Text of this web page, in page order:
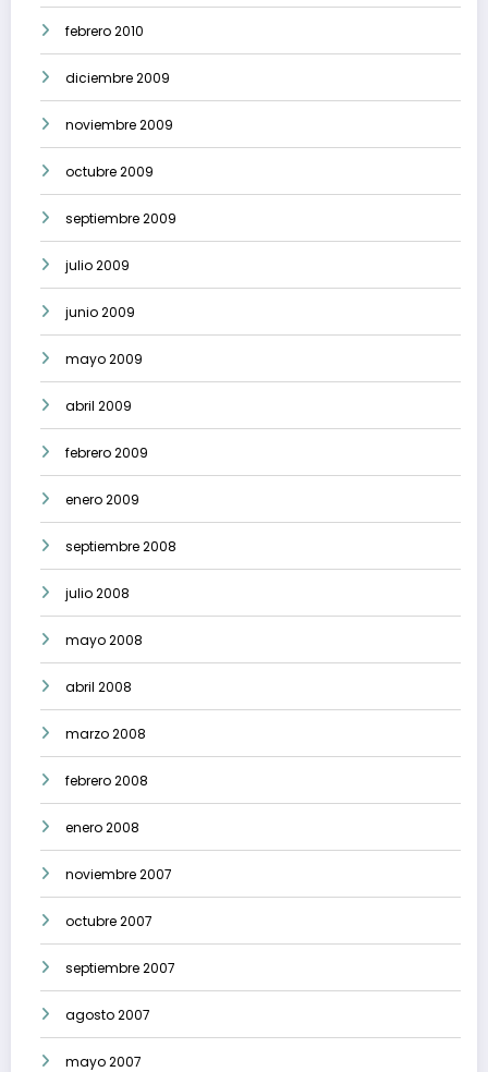
febrero 2010
diciembre 2009
noviembre 2009
octubre 2009
septiembre 2009
julio 2009
junio 2009
mayo 2009
abril 2009
febrero 2009
enero 2009
septiembre 2008
julio 2008
mayo 2008
abril 2008
marzo 2008
febrero 2008
enero 2008
noviembre 2007
octubre 2007
septiembre 2007
agosto 2007
mayo 2007